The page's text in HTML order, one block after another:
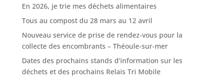
En 2026, je trie mes déchets alimentaires
Tous au compost du 28 mars au 12 avril
Nouveau service de prise de rendez-vous pour la
collecte des encombrants – Théoule-sur-mer
Dates des prochains stands d’information sur les
déchets et des prochains Relais Tri Mobile